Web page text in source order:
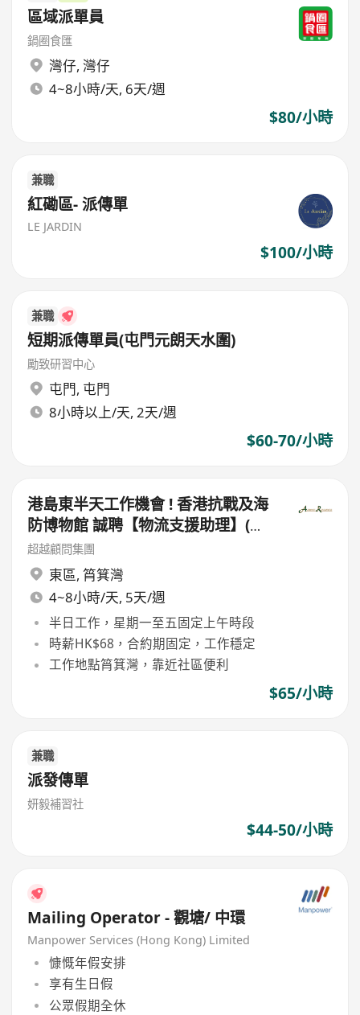
區域派單員
鍋圈食匯
灣仔, 灣仔
4~8小時/天, 6天/週
$80/小時
兼職
紅磡區- 派傳單
LE JARDIN
$100/小時
兼職
短期派傳單員(屯門元朗天水圍)
勵致研習中心
屯門, 屯門
8小時以上/天, 2天/週
$60-70/小時
港島東半天工作機會 ! 香港抗戰及海
防博物館 誠聘【物流支援助理】(半
日工作)
超越顧問集團
東區, 筲箕灣
4~8小時/天, 5天/週
半日工作，星期一至五固定上午時段
時薪HK$68，合約期固定，工作穩定
工作地點筲箕灣，靠近社區便利
$65/小時
兼職
派發傳單
妍毅補習社
$44-50/小時
Mailing Operator - 觀塘/ 中環
Manpower Services (Hong Kong) Limited
慷慨年假安排
享有生日假
公眾假期全休